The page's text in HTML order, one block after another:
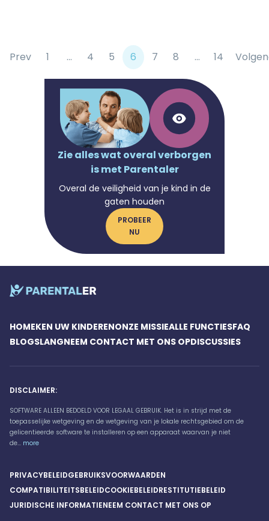
Prev 1 ... 4 5 6 7 8 ... 14
Zie alles wat overal verborgen
is met Parentaler
Overal de veiligheid van je kind in de
gaten houden
PROBEER
NU
HOMEKEN UW KINDERENONZE MISSIEALLE FUNCTIESFAQ
BLOGSLANGNEEM CONTACT MET ONS OPDISCUSSIES
DISCLAIMER:
SOFTWARE ALLEEN BEDOELD VOOR LEGAAL GEBRUIK. Het is in strijd met de
toepasselijke wetgeving en de wetgeving van je lokale rechtsgebied om de
gelicentieerde software te installeren op een apparaat waarvan je niet
de... more
PRIVACYBELEIDGEBRUIKSVOORWAARDEN
COMPATIBILITEITSBELEIDCOOKIEBELEIDRESTITUTIEBELEID
JURIDISCHE INFORMATIENEEM CONTACT MET ONS OP